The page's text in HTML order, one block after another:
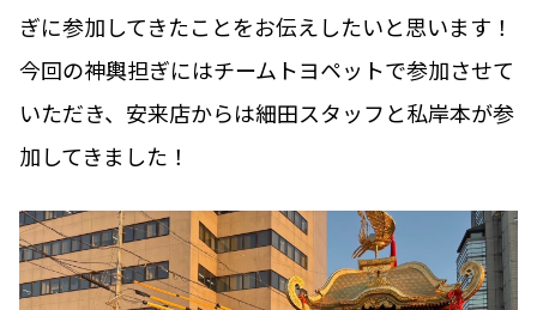
ぎに参加してきたことをお伝えしたいと思います！
今回の神輿担ぎにはチームトヨペットで参加させて
いただき、安来店からは細田スタッフと私岸本が参
加してきました！